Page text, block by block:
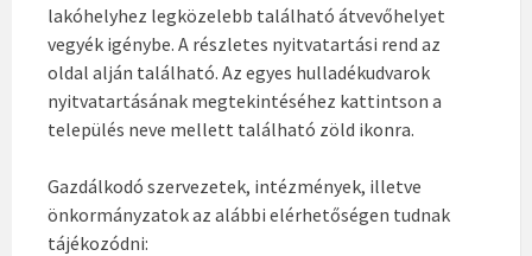
lakóhelyhez legközelebb található átvevőhelyet
vegyék igénybe. A részletes nyitvatartási rend az
oldal alján található. Az egyes hulladékudvarok
nyitvatartásának megtekintéséhez kattintson a
település neve mellett található zöld ikonra.
Gazdálkodó szervezetek, intézmények, illetve
önkormányzatok az alábbi elérhetőségen tudnak
tájékozódni: